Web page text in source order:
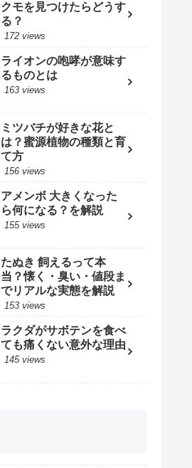
クモを見つけたらどうす
る？
172 views
ライオンの咆哮が意味す
るものとは
163 views
ミツバチが好きな花と
は？蜜源植物の種類と育
て方
156 views
アメンボ 大きくなった
ら何になる？を解説
155 views
たぬき 飼えるって本
当？懐く・臭い・値段ま
でリアルな実態を解説
153 views
ラクダがサボテンを食べ
ても痛くない意外な理由
145 views